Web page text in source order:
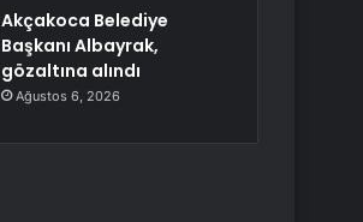
Akçakoca Belediye
Başkanı Albayrak,
gözaltına alındı
Ağustos 6, 2026